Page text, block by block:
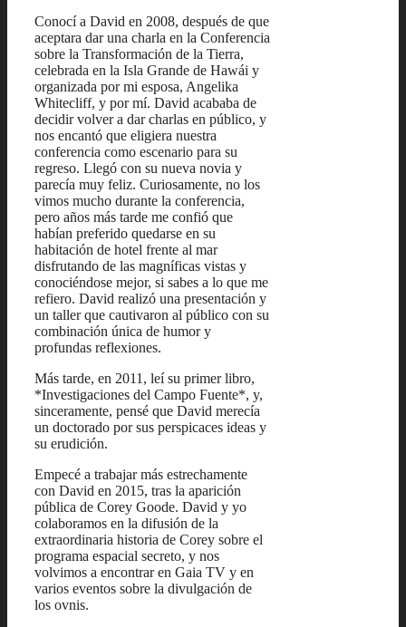
Conocí a David en 2008, después de que
aceptara dar una charla en la Conferencia
sobre la Transformación de la Tierra,
celebrada en la Isla Grande de Hawái y
organizada por mi esposa, Angelika
Whitecliff, y por mí. David acababa de
decidir volver a dar charlas en público, y
nos encantó que eligiera nuestra
conferencia como escenario para su
regreso. Llegó con su nueva novia y
parecía muy feliz. Curiosamente, no los
vimos mucho durante la conferencia,
pero años más tarde me confió que
habían preferido quedarse en su
habitación de hotel frente al mar
disfrutando de las magníficas vistas y
conociéndose mejor, si sabes a lo que me
refiero. David realizó una presentación y
un taller que cautivaron al público con su
combinación única de humor y
profundas reflexiones.
Más tarde, en 2011, leí su primer libro,
*Investigaciones del Campo Fuente*, y,
sinceramente, pensé que David merecía
un doctorado por sus perspicaces ideas y
su erudición.
Empecé a trabajar más estrechamente
con David en 2015, tras la aparición
pública de Corey Goode. David y yo
colaboramos en la difusión de la
extraordinaria historia de Corey sobre el
programa espacial secreto, y nos
volvimos a encontrar en Gaia TV y en
varios eventos sobre la divulgación de
los ovnis.